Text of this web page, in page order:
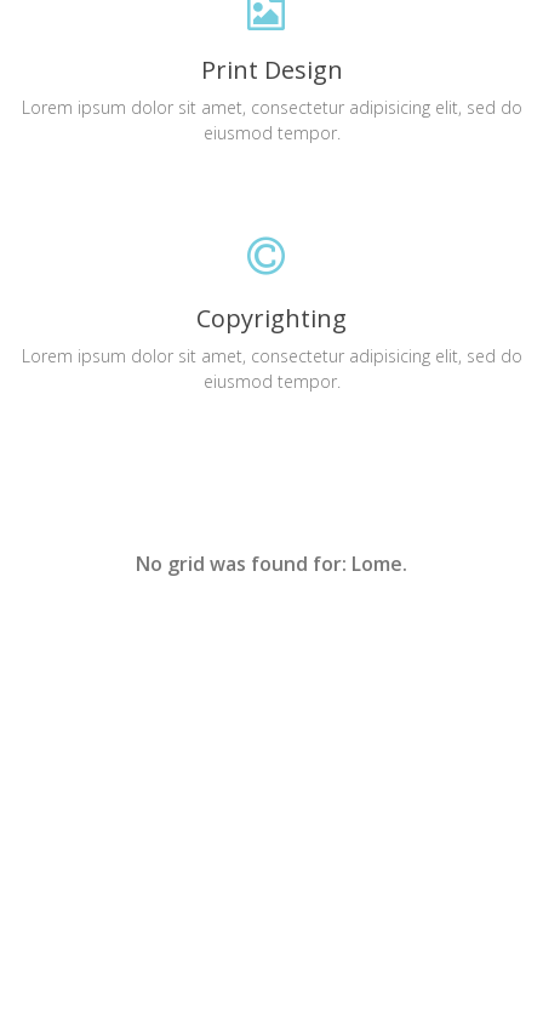
Print Design
Lorem ipsum dolor sit amet, consectetur adipisicing elit, sed do
eiusmod tempor.
Copyrighting
Lorem ipsum dolor sit amet, consectetur adipisicing elit, sed do
eiusmod tempor.
No grid was found for: Lome.